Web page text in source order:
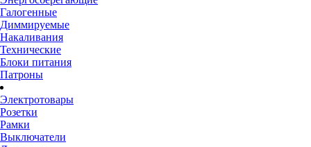
Галогенные
Диммируемые
Накаливания
Технические
Блоки питания
Патроны
Электротовары
Розетки
Рамки
Выключатели